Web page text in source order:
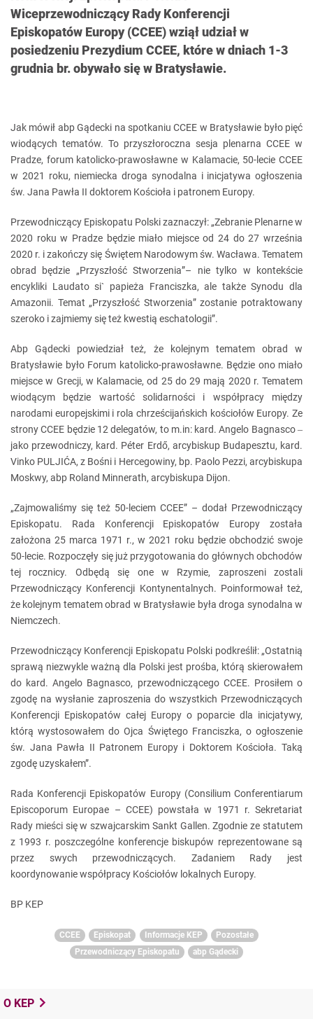
Wiceprzewodniczący Rady Konferencji
Episkopatów Europy (CCEE) wziął udział w
posiedzeniu Prezydium CCEE, które w dniach 1-3
grudnia br. obywało się w Bratysławie.
Jak mówił abp Gądecki na spotkaniu CCEE w Bratysławie było pięć
wiodących tematów. To przyszłoroczna sesja plenarna CCEE w
Pradze, forum katolicko-prawosławne w Kalamacie, 50-lecie CCEE
w 2021 roku, niemiecka droga synodalna i inicjatywa ogłoszenia
św. Jana Pawła II doktorem Kościoła i patronem Europy.
Przewodniczący Episkopatu Polski zaznaczył: „Zebranie Plenarne w
2020 roku w Pradze będzie miało miejsce od 24 do 27 września
2020 r. i zakończy się Świętem Narodowym św. Wacława. Tematem
obrad będzie „Przyszłość Stworzenia”– nie tylko w kontekście
encykliki Laudato si` papieża Franciszka, ale także Synodu dla
Amazonii. Temat „Przyszłość Stworzenia” zostanie potraktowany
szeroko i zajmiemy się też kwestią eschatologii”.
Abp Gądecki powiedział też, że kolejnym tematem obrad w
Bratysławie było Forum katolicko-prawosławne. Będzie ono miało
miejsce w Grecji, w Kalamacie, od 25 do 29 mają 2020 r. Tematem
wiodącym będzie wartość solidarności i współpracy między
narodami europejskimi i rola chrześcijańskich kościołów Europy. Ze
strony CCEE będzie 12 delegatów, to m.in: kard. Angelo Bagnasco –
jako przewodniczy, kard. Péter Erdő, arcybiskup Budapesztu, kard.
Vinko PULJIĆA, z Bośni i Hercegowiny, bp. Paolo Pezzi, arcybiskupa
Moskwy, abp Roland Minnerath, arcybiskupa Dijon.
„Zajmowaliśmy się też 50-leciem CCEE” – dodał Przewodniczący
Episkopatu. Rada Konferencji Episkopatów Europy została
założona 25 marca 1971 r., w 2021 roku będzie obchodzić swoje
50-lecie. Rozpoczęły się już przygotowania do głównych obchodów
tej rocznicy. Odbędą się one w Rzymie, zaproszeni zostali
Przewodniczący Konferencji Kontynentalnych. Poinformował też,
że kolejnym tematem obrad w Bratysławie była droga synodalna w
Niemczech.
Przewodniczący Konferencji Episkopatu Polski podkreślił: „Ostatnią
sprawą niezwykle ważną dla Polski jest prośba, którą skierowałem
do kard. Angelo Bagnasco, przewodniczącego CCEE. Prosiłem o
zgodę na wysłanie zaproszenia do wszystkich Przewodniczących
Konferencji Episkopatów całej Europy o poparcie dla inicjatywy,
którą wystosowałem do Ojca Świętego Franciszka, o ogłoszenie
św. Jana Pawła II Patronem Europy i Doktorem Kościoła. Taką
zgodę uzyskałem”.
Rada Konferencji Episkopatów Europy (Consilium Conferentiarum
Episcoporum Europae – CCEE) powstała w 1971 r. Sekretariat
Rady mieści się w szwajcarskim Sankt Gallen. Zgodnie ze statutem
z 1993 r. poszczególne konferencje biskupów reprezentowane są
przez swych przewodniczących. Zadaniem Rady jest
koordynowanie współpracy Kościołów lokalnych Europy.
BP KEP
CCEE Episkopat Informacje KEP
Pozostałe
Przewodniczący Episkopatu
abp Gądecki
O KEP